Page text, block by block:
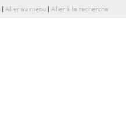
| Aller au menu | Aller à la recherche